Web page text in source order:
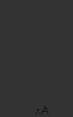
A A